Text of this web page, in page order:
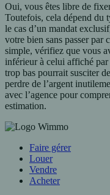
Oui, vous êtes libre de
Toutefois, cela dépend du
le cas d’un mandat
votre bien sans passer par
simple, vérifiez que vous
inférieur à celui affiché
trop bas pourrait susciter
perdre de l’argent
avec l’agence pour
estimation.
Faire gérer
Louer
Vendre
Acheter